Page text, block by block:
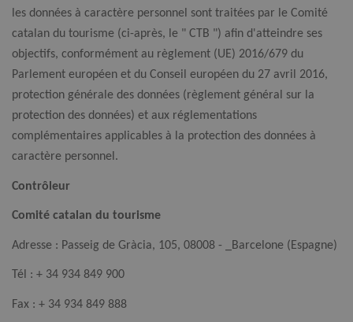
les données à caractère personnel sont traitées par le Comité
catalan du tourisme (ci-après, le " CTB ") afin d'atteindre ses
objectifs, conformément au règlement (UE) 2016/679 du
Parlement européen et du Conseil européen du 27 avril 2016,
protection générale des données (règlement général sur la
protection des données) et aux réglementations
complémentaires applicables à la protection des données à
caractère personnel.
Contrôleur
Comité catalan du tourisme
Adresse : Passeig de Gràcia, 105, 08008 - _Barcelone (Espagne)
Tél : + 34 934 849 900
Fax : + 34 934 849 888